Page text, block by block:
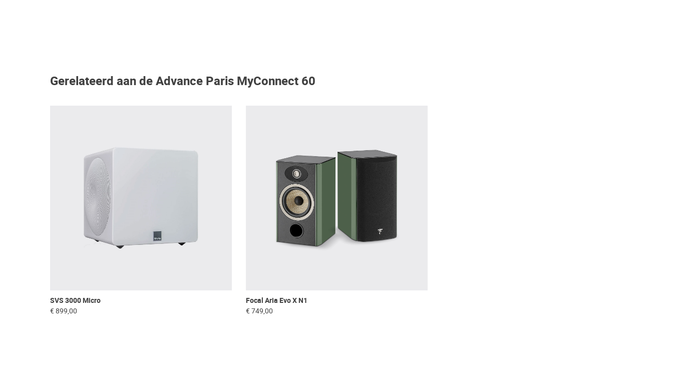
Gerelateerd aan de Advance Paris MyConnect 60
SVS 3000 Micro
€ 899,00
Focal Aria Evo X N1
€ 749,00